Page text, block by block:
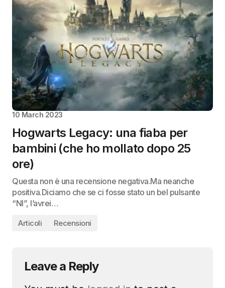
10 March 2023
Hogwarts Legacy: una fiaba per
bambini (che ho mollato dopo 25
ore)
Questa non è una recensione negativa.Ma neanche
positiva.Diciamo che se ci fosse stato un bel pulsante
“NI”, l’avrei…
Articoli Recensioni
Leave a Reply